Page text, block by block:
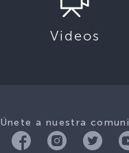
Videos
Únete a nuestra